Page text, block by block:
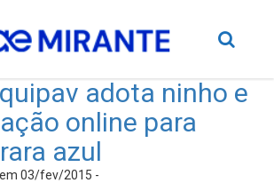
adota ninho e
online para
azul
03/fev/2015 -